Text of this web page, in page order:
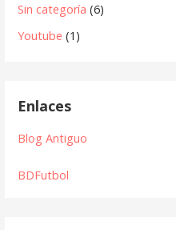
Sin categoría (6)
Youtube (1)
Enlaces
Blog Antiguo
BDFutbol